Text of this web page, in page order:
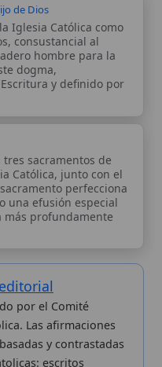
efusión especial
profundamente
el Comité
y contrastadas
escritos
artículos
históricos, actas
fuentes
oficiales de
doctrinal,
de la red formativa
Custodio Animae. Con
(texto). Editado en
el patrocinio de San